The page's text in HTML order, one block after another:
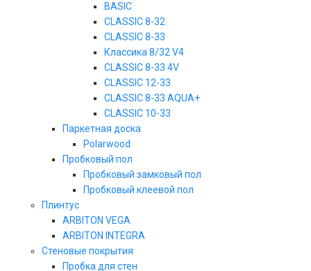
BASIC
CLASSIC 8-32
CLASSIC 8-33
Классика 8/32 V4
CLASSIC 8-33 4V
CLASSIC 12-33
CLASSIC 8-33 AQUA+
CLASSIC 10-33
Паркетная доска
Polarwood
Пробковый пол
Пробковый замковый пол
Пробковый клеевой пол
Плинтус
ARBITON VEGA
ARBITON INTEGRA
Стеновые покрытия
Пробка для стен